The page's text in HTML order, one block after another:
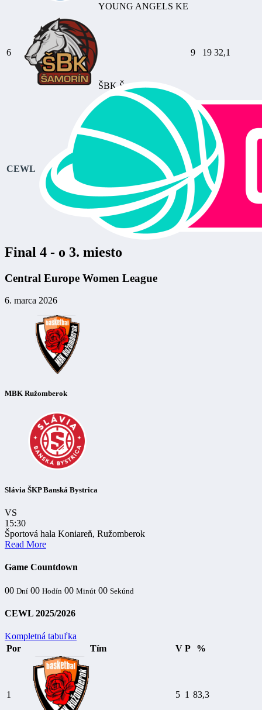
YOUNG ANGELS KE
6
ŠBK Šamorín
9 19 32,1
CEWL
Final 4 - o 3. miesto
Central Europe Women League
6. marca 2026
MBK Ružomberok
Slávia ŠKP Banská Bystrica
VS
15:30
Športová hala Koniareň, Ružomberok
Read More
Game Countdown
00 Dní 00 Hodín 00 Minút 00 Sekúnd
CEWL 2025/2026
Kompletná tabuľka
Por
Tím V P %
1 5 1 83,3